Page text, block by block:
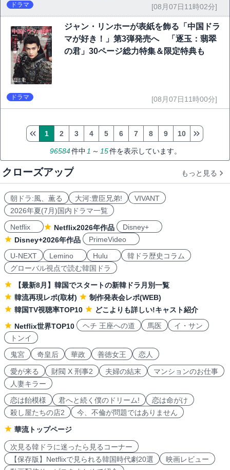
ドラマ [08月07日11時02分]
ジャン・リンホーが表紙を飾る「中国ドラ
マが好き！」第3弾発売へ 「逐玉：翡翠
の君」30ページ総力特集＆限定特典も
ドラマ [08月07日11時00分]
96584件中1 ～ 15件を表示しています。
1 2 3 4 5 6 7 8 9 10
クローズアップ もっと見る
朝ドラ:風、薫る 大河:豊臣兄弟!
VIVANT
2026年夏(7月)国内ドラマ一覧
Netflix
Netflix2026年作品
Disney+
Disney+2026年作品
PrimeVideo
U-NEXT
Lemino Hulu
韓ドラ歴史コラム
グローバル視点で読む韓国ドラ
【最新8月】韓国でスタートの新韓ドラ月別一覧
韓流再現レポ(取材)
制作発表会レポ(WEB)
韓国TV視聴率TOP10
どこよりも詳しい!キャスト紹介
Netflix世界TOP10
ヘチ 王座への道 馬医
イ・サン
トンイ
鬼宮
奇皇后 華政 善徳女王 恋人
愛が来る 財閥 X 刑事2 夫婦の結末
マンションのお仕事
人妻キラー
恋は飴模様
君へと続く僕のドリーム!
恋は命がけ
殺し屋たちの店2
今、不倫が問題ではありません
華流トップページ
次見る韓ドラに迷ったら見るコーナー
【保存版】Netflixで見られる韓国時代劇20選
映画レビュー